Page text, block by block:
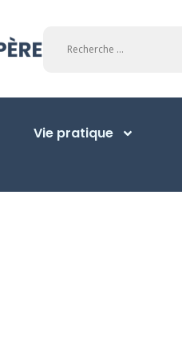
Vie pratique